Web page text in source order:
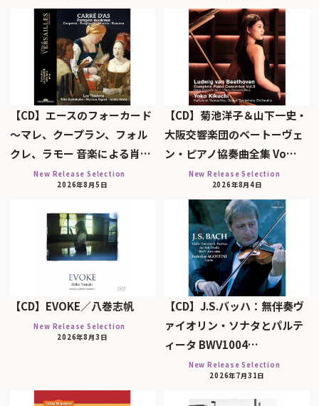
【CD】エースのフォーカード
～マレ、クープラン、フォル
クレ、ラモー 音楽による肖…
New Release Selection
2026年8月5日
【CD】菊池洋子＆山下一史・
大阪交響楽団のベートーヴェ
ン・ピアノ協奏曲全集 Vo…
New Release Selection
2026年8月4日
【CD】EVOKE／八巻志帆
New Release Selection
2026年8月3日
【CD】J.S.バッハ：無伴奏ヴ
ァイオリン・ソナタとパルテ
ィータ BWV1004…
New Release Selection
2026年7月31日